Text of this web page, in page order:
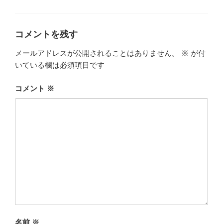
コメントを残す
メールアドレスが公開されることはありません。 ※ が付
いている欄は必須項目です
コメント ※
名前 ※